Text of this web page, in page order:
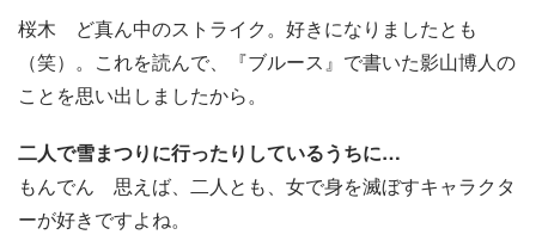
桜木 ど真ん中のストライク。好きになりましたとも
（笑）。これを読んで、『ブルース』で書いた影山博人の
ことを思い出しましたから。
二人で雪まつりに行ったりしているうちに…
もんでん 思えば、二人とも、女で身を滅ぼすキャラクタ
ーが好きですよね。